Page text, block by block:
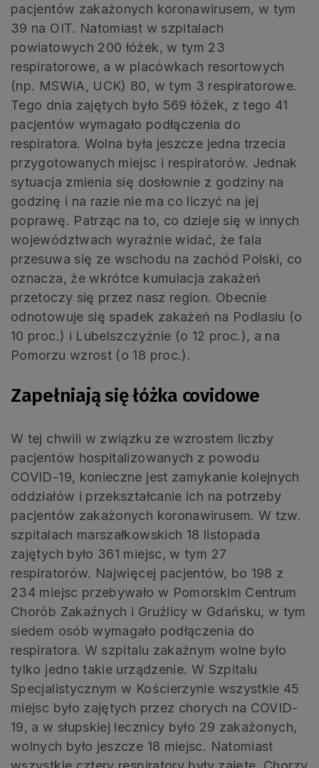
pacjentów zakażonych koronawirusem, w tym
39 na OIT. Natomiast w szpitalach
powiatowych 200 łóżek, w tym 23
respiratorowe, a w placówkach resortowych
(np. MSWiA, UCK) 80, w tym 3 respiratorowe.
Tego dnia zajętych było 569 łóżek, z tego 41
pacjentów wymagało podłączenia do
respiratora. Wolna była jeszcze jedna trzecia
przygotowanych miejsc i respiratorów. Jednak
sytuacja zmienia się dosłownie z godziny na
godzinę i na razie nie ma co liczyć na jej
poprawę. Patrząc na to, co dzieje się w innych
województwach wyraźnie widać, że fala
przesuwa się ze wschodu na zachód Polski, co
oznacza, że wkrótce kumulacja zakażeń
przetoczy się przez nasz region. Obecnie
odnotowuje się spadek zakażeń na Podlasiu (o
10 proc.) i Lubelszczyźnie (o 12 proc.), a na
Pomorzu wzrost (o 18 proc.).
Zapełniają się łóżka covidowe
W tej chwili w związku ze wzrostem liczby
pacjentów hospitalizowanych z powodu
COVID-19, konieczne jest zamykanie kolejnych
oddziałów i przekształcanie ich na potrzeby
pacjentów zakażonych koronawirusem. W tzw.
szpitalach marszałkowskich 18 listopada
zajętych było 361 miejsc, w tym 27
respiratorów. Najwięcej pacjentów, bo 198 z
234 miejsc przebywało w Pomorskim Centrum
Chorób Zakaźnych i Gruźlicy w Gdańsku, w tym
siedem osób wymagało podłączenia do
respiratora. W szpitalu zakaźnym wolne było
tylko jedno takie urządzenie. W Szpitalu
Specjalistycznym w Kościerzynie wszystkie 45
miejsc było zajętych przez chorych na COVID-
19, a w słupskiej lecznicy było 29 zakażonych,
wolnych było jeszcze 18 miejsc. Natomiast